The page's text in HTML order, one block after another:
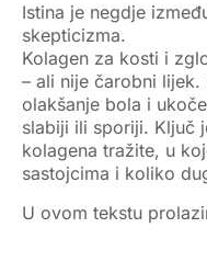
Istina je negdje
skepticizma.
Kolagen za kosti i
– ali nije čarobni
olakšanje bola i
slabiji ili sporiji. Ključ
kolagena tražite, u
sastojcima i koliko
U ovom tekstu